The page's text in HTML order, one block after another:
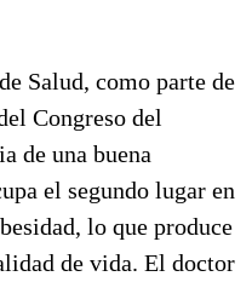
Salud, como parte de
Congreso del
de una buena
el segundo lugar en
lo que produce
de vida. El doctor